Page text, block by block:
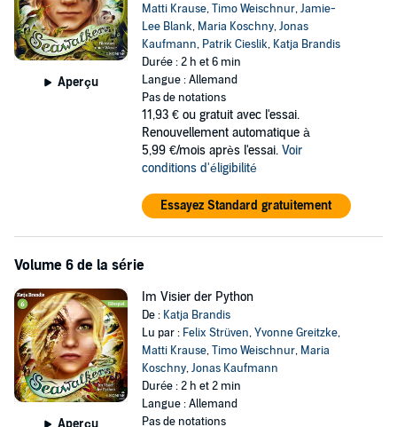
Aperçu
Matti Krause,Timo Weischnur,Jamie-
Lee Blank, Maria Koschny,Jonas
Kaufmann, Patrik Cieslik, Katja Brandis
Durée : 2 h et 6 min
Langue : Allemand
Pas de notations
11,93 € ou gratuit avec l'essai.
Renouvellement automatique à
5,99 €/mois après l'essai. Voir
conditions d'éligibilité
Essayez Standard gratuitement
Volume 6 de la série
Aperçu
Im Visier der Python
De : Katja Brandis
Lu par : Felix Strüven,Yvonne Greitzke,
Matti Krause,Timo Weischnur, Maria
Koschny,Jonas Kaufmann
Durée : 2 h et 2 min
Langue : Allemand
Pas de notations